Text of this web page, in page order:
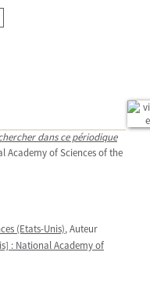
dans ce périodique
Academy of Sciences of the
(Etats-Unis), Auteur
: National Academy of